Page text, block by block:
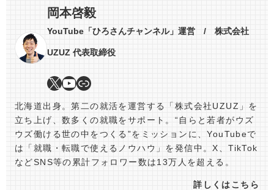
岡本啓毅
YouTube「ひろさんチャンネル」運営 / 株式会社
UZUZ 代表取締役
北海道出身。第二の就活を運営する「株式会社UZUZ」を
立ち上げ、数多くの就職をサポート。“自らと若者がウズ
ウズ働ける世の中をつくる”をミッションに、YouTubeで
は「就職・転職で使えるノウハウ」を発信中。X、TikTok
などSNS等の累計フォロワー数は13万人を超える。
詳しくはこちら